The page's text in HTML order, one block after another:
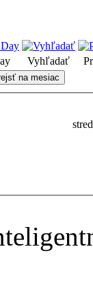
Vyhľadať
na mesiac